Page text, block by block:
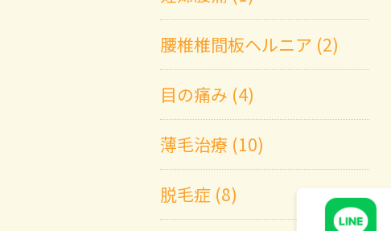
腰椎椎間板ヘルニア (2)
目の痛み (4)
薄毛治療 (10)
脱毛症 (8)